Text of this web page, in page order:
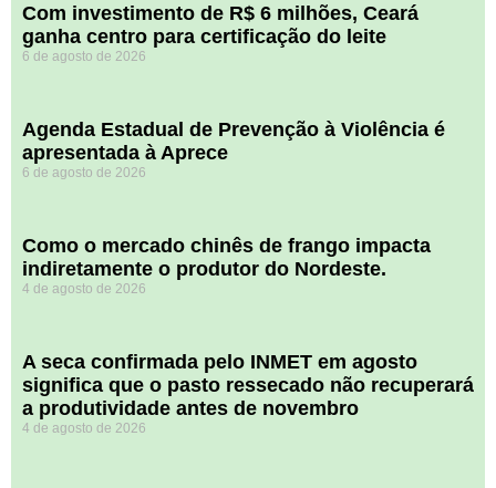
Com investimento de R$ 6 milhões, Ceará
ganha centro para certificação do leite
6 de agosto de 2026
Agenda Estadual de Prevenção à Violência é
apresentada à Aprece
6 de agosto de 2026
​Como o mercado chinês de frango impacta
indiretamente o produtor do Nordeste.
4 de agosto de 2026
A seca confirmada pelo INMET em agosto
significa que o pasto ressecado não recuperará
a produtividade antes de novembro
4 de agosto de 2026